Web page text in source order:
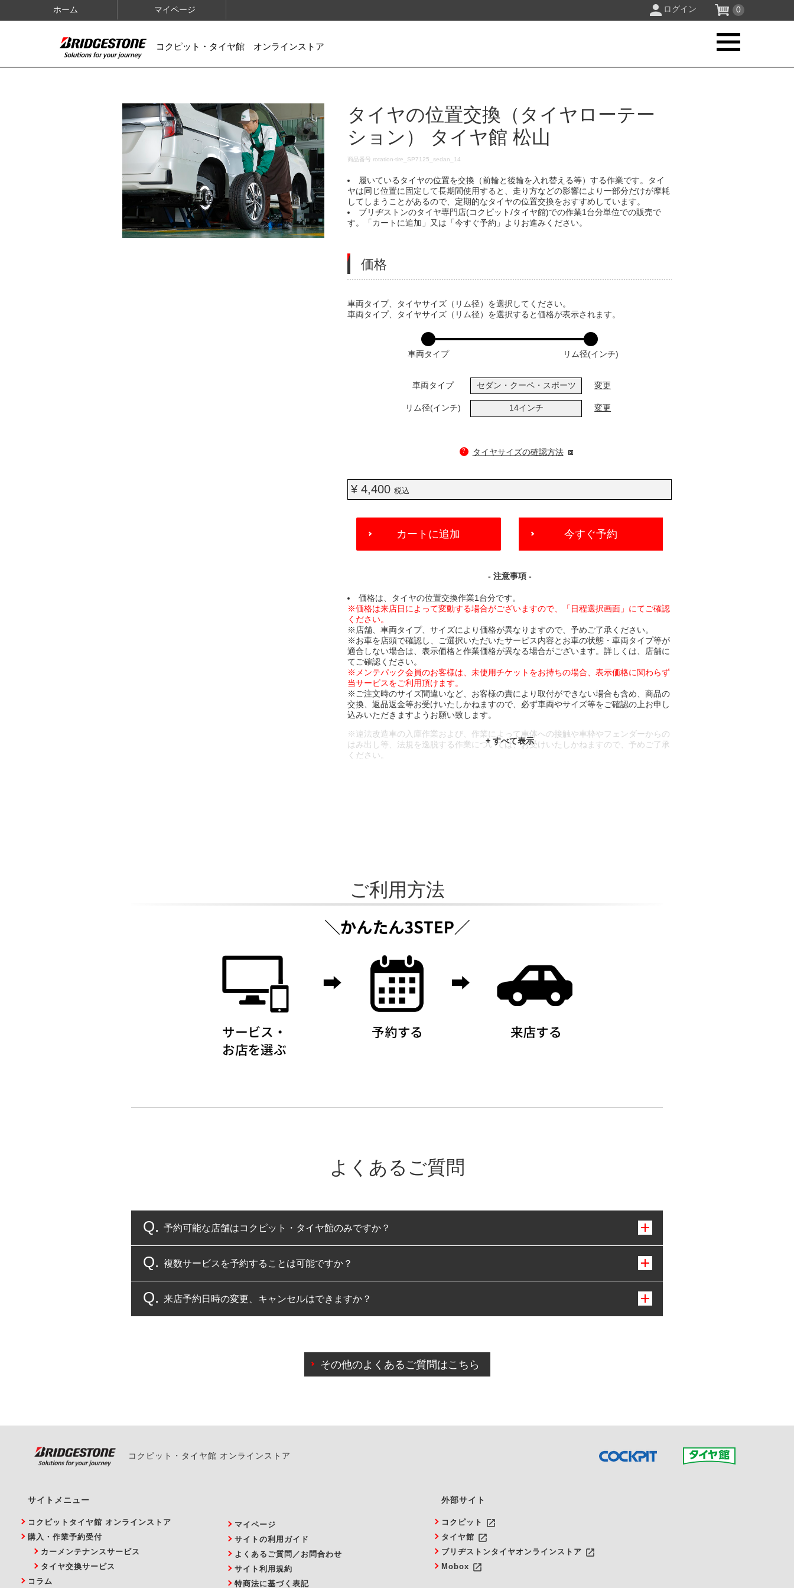
ホーム マイページ ログイン 0
コクピット・タイヤ館 オンラインストア
IMAGES
タイヤの位置交換（タイヤローテー
ション） タイヤ館 松山
DETAILS
商品番号 rotation-tire_SP7125_sedan_14
履いているタイヤの位置を交換（前輪と後輪を入れ替える等）する作業です。タイ
ヤは同じ位置に固定して長期間使用すると、走り方などの影響により一部分だけが摩耗
してしまうことがあるので、定期的なタイヤの位置交換をおすすめしています。
ブリヂストンのタイヤ専門店(コクピット/タイヤ館)での作業1台分単位での販売で
す。「カートに追加」又は「今すぐ予約」よりお進みください。
価格
VARIATIONS
車両タイプ、タイヤサイズ（リム径）を選択してください。
車両タイプ、タイヤサイズ（リム径）を選択すると価格が表示されます。
車両タイプ リム径(インチ)
車両タイプ セダン・クーペ・スポーツ 変更
リム径(インチ) 14インチ 変更
? タイヤサイズの確認方法
¥ 4,400税込
ADD
CART
カートに追加 今すぐ予約
- 注意事項 -
価格は、タイヤの位置交換作業1台分です。
※価格は来店日によって変動する場合がございますので、「日程選択画面」にてご確認
ください。
※店舗、車両タイプ、サイズにより価格が異なりますので、予めご了承ください。
※お車を店頭で確認し、ご選択いただいたサービス内容とお車の状態・車両タイプ等が
適合しない場合は、表示価格と作業価格が異なる場合がございます。詳しくは、店舗に
てご確認ください。
※メンテパック会員のお客様は、未使用チケットをお持ちの場合、表示価格に関わらず
当サービスをご利用頂けます。
※ご注文時のサイズ間違いなど、お客様の責により取付ができない場合も含め、商品の
交換、返品返金等お受けいたしかねますので、必ず車両やサイズ等をご確認の上お申し
込みいただきますようお願い致します。
※違法改造車の入庫作業および、作業によって車体への接触や車枠やフェンダーからの
はみ出し等、法規を逸脱する作業については、お受けいたしかねますので、予めご了承
ください。
ご利用方法
よくあるご質問
予約可能な店舗はコクピット・タイヤ館のみですか？
コクピット・タイヤ館のみとなります。
複数サービスを予約することは可能ですか？
複数サービスのご予約は可能です。
来店予約日時の変更、キャンセルはできますか？
また、やむを得ない事由によりご予約のキャンセルをご希望の際は、直接ご予約いただいた店舗へご連絡くださ
その他のよくあるご質問はこちら
コクピット・タイヤ館 オンラインストア
サイトメニュー
コクピットタイヤ館 オンラインストア
購入・作業予約受付
カーメンテナンスサービス
タイヤ交換サービス
コラム
マイページ
サイトの利用ガイド
よくあるご質問／お問合わせ
サイト利用規約
特商法に基づく表記
外部サイト
コクピット launch
タイヤ館 launch
ブリヂストンタイヤオンラインストア launch
Mobox launch